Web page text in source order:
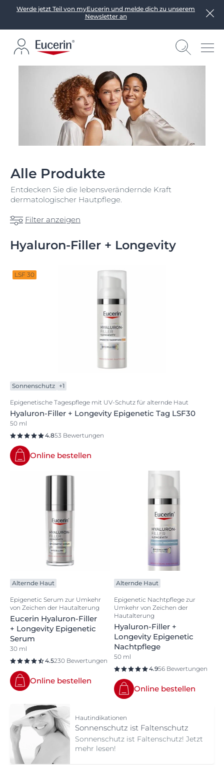
Werde jetzt Teil von myEucerin und melde dich zu unserem
Newsletter an
Alle Produkte
Entdecken Sie die lebensverändernde Kraft
dermatologischer Hautpflege.
Filter anzeigen
Hyaluron-Filler + Longevity
LSF 30
Sonnenschutz +1
Epigenetische Tagespflege mit UV-Schutz für alternde Haut
Hyaluron-Filler + Longevity Epigenetic Tag LSF30
50 ml
4.853 Bewertungen
Online bestellen
Alternde Haut
Epigenetic Serum zur Umkehr
von Zeichen der Hautalterung
Eucerin Hyaluron-Filler
+ Longevity Epigenetic
Serum
30 ml
4.5230 Bewertungen
Online bestellen
Alternde Haut
Epigenetic Nachtpflege zur
Umkehr von Zeichen der
Hautalterung
Hyaluron-Filler +
Longevity Epigenetic
Nachtpflege
50 ml
4.956 Bewertungen
Online bestellen
Hautindikationen
Sonnenschutz ist Faltenschutz
Sonnenschutz ist Faltenschutz! Jetzt
mehr lesen!